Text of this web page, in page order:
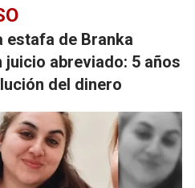
estafa de Branka
abreviado: 5 años
del dinero